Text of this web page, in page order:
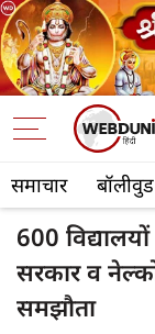
समाचार बॉलीवुड
600
सरकार व
समझौता